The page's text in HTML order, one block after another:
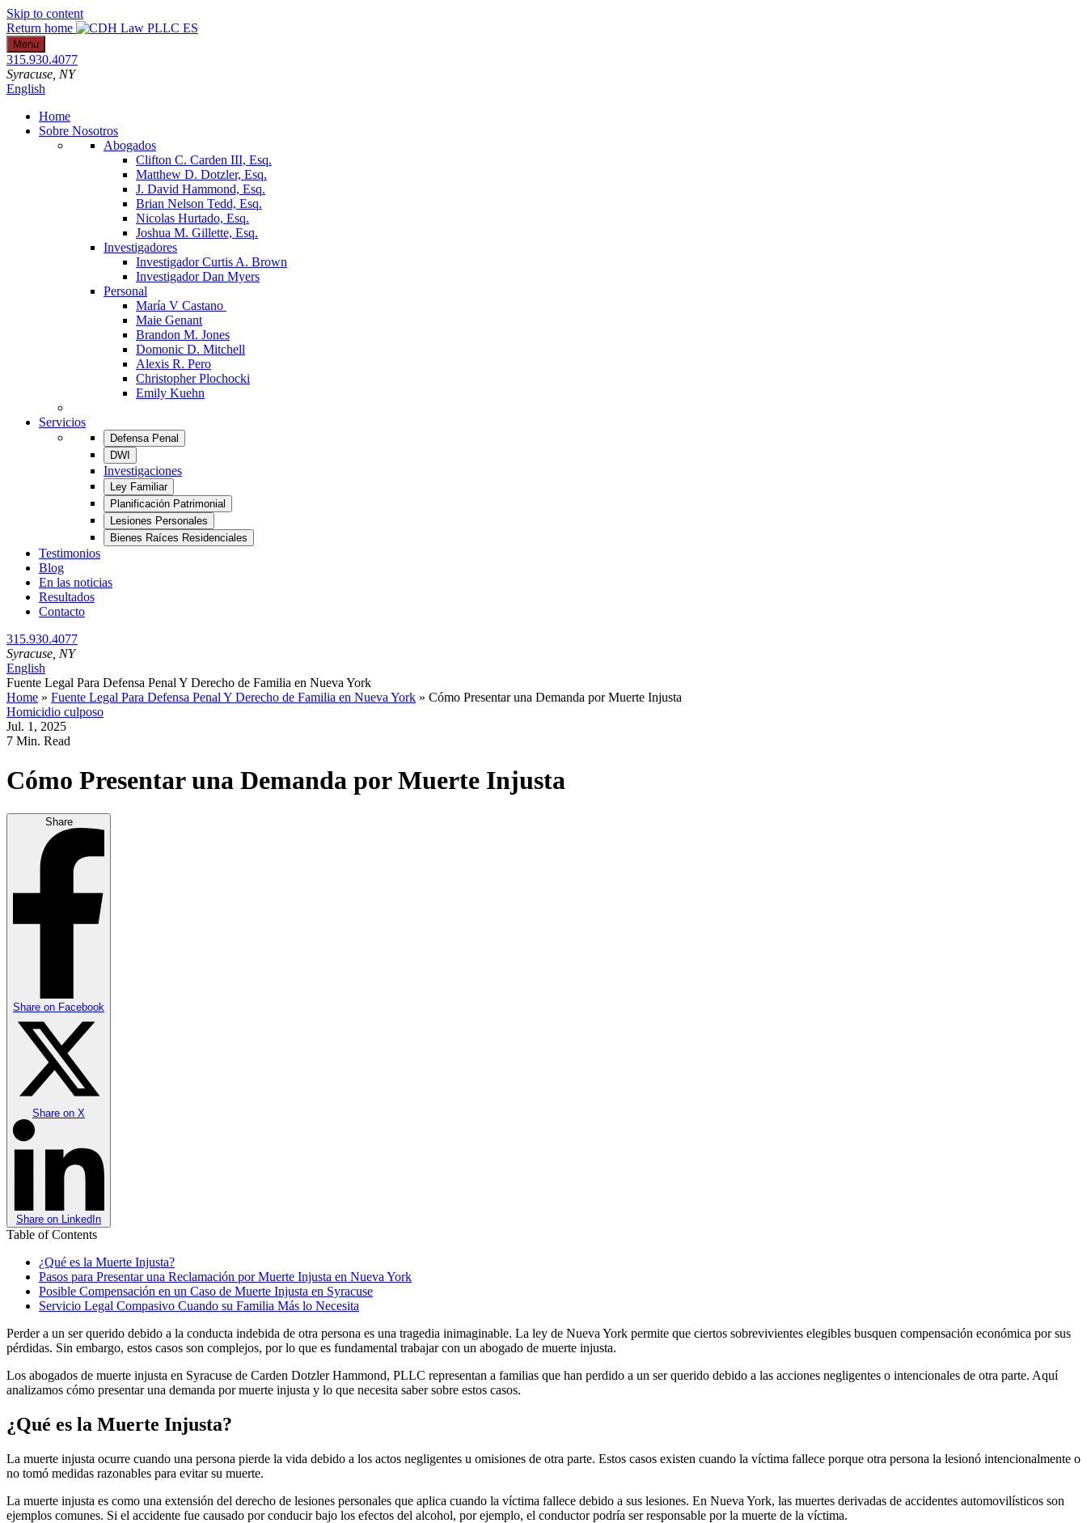
Skip to content
Return home
Menu
315.930.4077
Syracuse , NY
English
Home
Sobre Nosotros
Abogados
Clifton C. Carden III, Esq.
Matthew D. Dotzler, Esq.
J. David Hammond, Esq.
Brian Nelson Tedd, Esq.
Nicolas Hurtado, Esq.
Joshua M. Gillette, Esq.
Investigadores
Investigador Curtis A. Brown
Investigador Dan Myers
Personal
María V Castano
Maie Genant
Brandon M. Jones
Domonic D. Mitchell
Alexis R. Pero
Christopher Plochocki
Emily Kuehn
Servicios
Defensa Penal
DWI
Investigaciones
Ley Familiar
Planificación Patrimonial
Lesiones Personales
Bienes Raíces Residenciales
Testimonios
Blog
En las noticias
Resultados
Contacto
315.930.4077
Syracuse , NY
English
Fuente Legal Para Defensa Penal Y Derecho de Familia en Nueva York
Home » Fuente Legal Para Defensa Penal Y Derecho de Familia en Nueva York » Cómo Presentar una Demanda por Muerte Injusta
Homicidio culposo
Jul. 1, 2025
7 Min. Read
Cómo Presentar una Demanda por Muerte Injusta
Share
Share on Facebook
Share on X
Share on LinkedIn
Table of Contents
¿Qué es la Muerte Injusta?
Pasos para Presentar una Reclamación por Muerte Injusta en Nueva York
Posible Compensación en un Caso de Muerte Injusta en Syracuse
Servicio Legal Compasivo Cuando su Familia Más lo Necesita
Perder a un ser querido debido a la conducta indebida de otra persona es una tragedia inimaginable. La ley de Nueva York permite que ciertos sobrevivientes elegibles busquen compensación económica por sus
pérdidas. Sin embargo, estos casos son complejos, por lo que es fundamental trabajar con un abogado de muerte injusta.
Los abogados de muerte injusta en Syracuse de Carden Dotzler Hammond, PLLC representan a familias que han perdido a un ser querido debido a las acciones negligentes o intencionales de otra parte. Aquí
analizamos cómo presentar una demanda por muerte injusta y lo que necesita saber sobre estos casos.
¿Qué es la Muerte Injusta?
La muerte injusta ocurre cuando una persona pierde la vida debido a los actos negligentes u omisiones de otra parte. Estos casos existen cuando la víctima fallece porque otra persona la lesionó intencionalmente o
no tomó medidas razonables para evitar su muerte.
La muerte injusta es como una extensión del derecho de lesiones personales que aplica cuando la víctima fallece debido a sus lesiones. En Nueva York, las muertes derivadas de accidentes automovilísticos son
ejemplos comunes. Si el accidente fue causado por conducir bajo los efectos del alcohol, por ejemplo, el conductor podría ser responsable por la muerte de la víctima.